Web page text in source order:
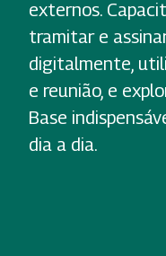
externos.
tramitar e
digitalmente,
e reunião, e
Base
dia a dia.